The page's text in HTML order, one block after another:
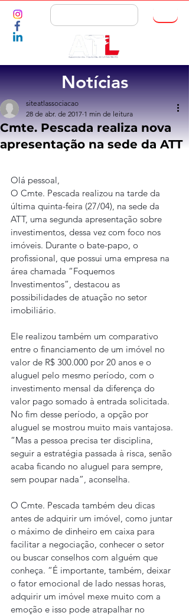
Notícias
Cmte. Pescada realiza nova
apresentação na sede da ATT
siteatlassociacao
28 de abr. de 2017 1 min de leitura
Olá pessoal,
O Cmte. Pescada realizou na tarde da
última quinta-feira (27/04), na sede da
ATT, uma segunda apresentação sobre
investimentos, dessa vez com foco nos
imóveis. Durante o bate-papo, o
profissional, que possui uma empresa na
área chamada “Foquemos
Investimentos”, destacou as
possibilidades de atuação no setor
imobiliário.
Ele realizou também um comparativo
entre o financiamento de um imóvel no
valor de R$ 300.000 por 20 anos e o
aluguel pelo mesmo período, com o
investimento mensal da diferença do
valor pago somado à entrada solicitada.
No fim desse período, a opção por
aluguel se mostrou muito mais vantajosa.
“Mas a pessoa precisa ter disciplina,
seguir a estratégia passada à risca, senão
acaba ficando no aluguel para sempre,
sem poupar nada”, aconselha.
O Cmte. Pescada também deu dicas
antes de adquirir um imóvel, como juntar
o máximo de dinheiro em caixa para
facilitar a negociação, conhecer o setor
ou buscar conselhos com alguém que
conheça. “É importante, também, deixar
o fator emocional de lado nessas horas,
adquirir um imóvel mexe muito com a
emoção e isso pode atrapalhar no